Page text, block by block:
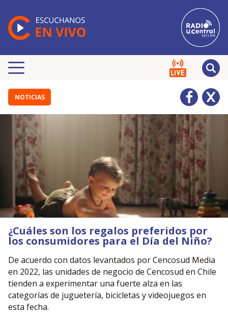
NOTICIAS
¿Cuáles son los regalos preferidos por
los consumidores para el Día del Niño?
De acuerdo con datos levantados por Cencosud Media
en 2022, las unidades de negocio de Cencosud en Chile
tienden a experimentar una fuerte alza en las
categorías de juguetería, bicicletas y videojuegos en
esta fecha.